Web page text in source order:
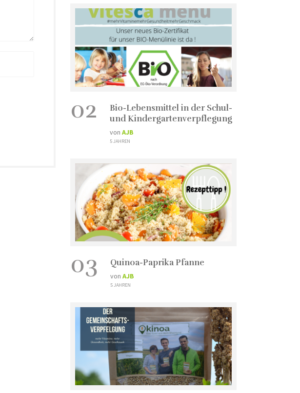
02
Bio-Lebensmittel in der Schul-
und Kindergartenverpflegung
von AJB
5 JAHREN
03 Quinoa-Paprika Pfanne
von AJB
5 JAHREN